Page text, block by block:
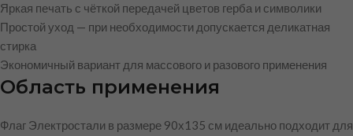
Яркая печать с чёткой передачей цветов герба и символики
Простой уход — при необходимости допускается деликатная
стирка
Экономичный вариант для массового и разового применения
Область применения
Флаг Электростали в размере 90х135 см идеально подходит для